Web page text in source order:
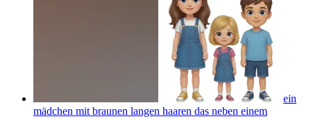
ein
mädchen mit braunen langen haaren das neben einem